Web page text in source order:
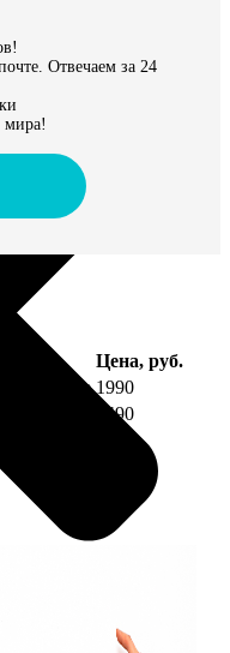
Отвечаем за 24
Цена, руб.
1990
4490